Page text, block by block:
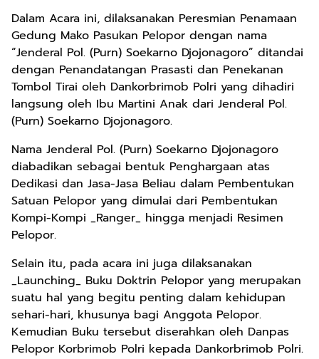
Dalam Acara ini, dilaksanakan Peresmian Penamaan
Gedung Mako Pasukan Pelopor dengan nama
“Jenderal Pol. (Purn) Soekarno Djojonagoro” ditandai
dengan Penandatangan Prasasti dan Penekanan
Tombol Tirai oleh Dankorbrimob Polri yang dihadiri
langsung oleh Ibu Martini Anak dari Jenderal Pol.
(Purn) Soekarno Djojonagoro.
Nama Jenderal Pol. (Purn) Soekarno Djojonagoro
diabadikan sebagai bentuk Penghargaan atas
Dedikasi dan Jasa-Jasa Beliau dalam Pembentukan
Satuan Pelopor yang dimulai dari Pembentukan
Kompi-Kompi _Ranger_ hingga menjadi Resimen
Pelopor.
Selain itu, pada acara ini juga dilaksanakan
_Launching_ Buku Doktrin Pelopor yang merupakan
suatu hal yang begitu penting dalam kehidupan
sehari-hari, khusunya bagi Anggota Pelopor.
Kemudian Buku tersebut diserahkan oleh Danpas
Pelopor Korbrimob Polri kepada Dankorbrimob Polri.